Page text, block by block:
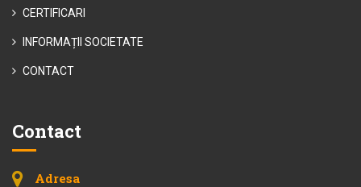
CERTIFICARI
INFORMAȚII SOCIETATE
CONTACT
Contact
Adresa